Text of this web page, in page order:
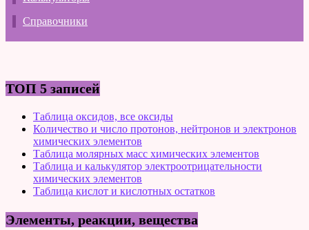
Справочники
ТОП 5 записей
Таблица оксидов, все оксиды
Количество и число протонов, нейтронов и электронов
химических элементов
Таблица молярных масс химических элементов
Таблица и калькулятор электроотрицательности
химических элементов
Таблица кислот и кислотных остатков
Элементы, реакции, вещества